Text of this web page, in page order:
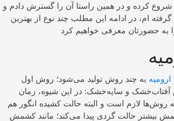
شروع کرده و در همین راستا آن را گسترش دادم و
ام، در ادامه این مطلب چند نوع از بهترین
به چند روش تولید می‌شود؛ روش اول
و سایه‌خشک: در این شیوه، زمان
روش‌ها لازم است و البته حالت کشیده انگور هم
بیشتر حالت گردی پیدا می‌کند؛ مانند کشمش